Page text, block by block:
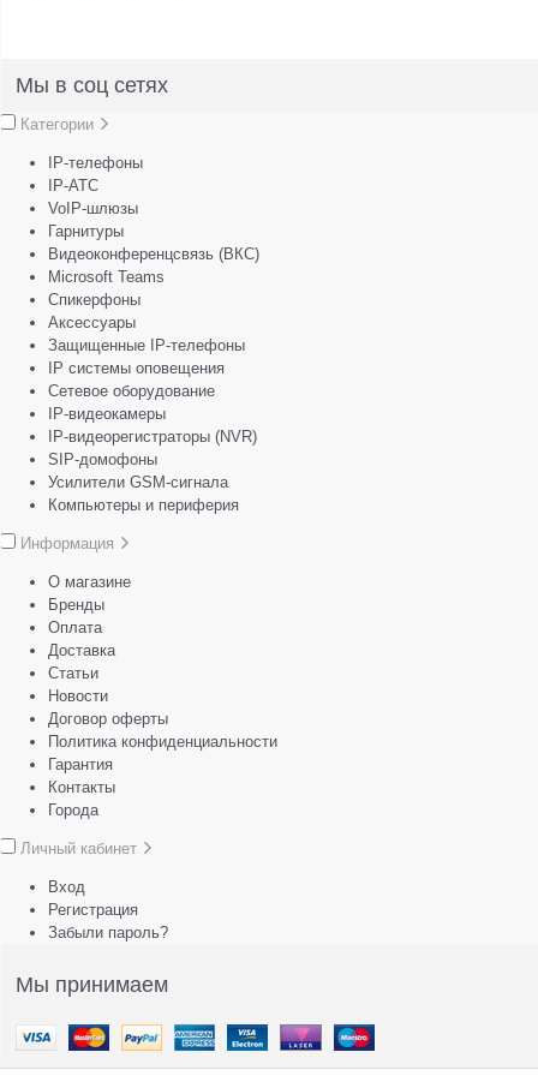
Мы в соц сетях
Категории
IP-телефоны
IP-АТС
VoIP-шлюзы
Гарнитуры
Видеоконференцсвязь (ВКС)
Microsoft Teams
Спикерфоны
Аксессуары
Защищенные IP-телефоны
IP системы оповещения
Сетевое оборудование
IP-видеокамеры
IP-видеорегистраторы (NVR)
SIP-домофоны
Усилители GSM-сигнала
Компьютеры и периферия
Информация
О магазине
Бренды
Оплата
Доставка
Статьи
Новости
Договор оферты
Политика конфиденциальности
Гарантия
Контакты
Города
Личный кабинет
Вход
Регистрация
Забыли пароль?
Мы принимаем